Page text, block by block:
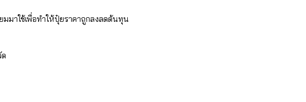
มมาใช้เพื่อทำให้ปุ๋ยราคาถูกลงลดต้นทุน